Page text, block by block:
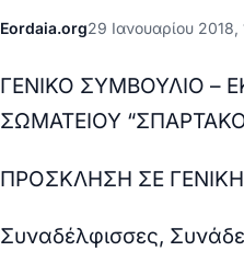
Eordaia.org29 Ιανουαρίου 2018,
ΓΕΝΙΚΟ ΣΥΜΒΟΥΛΙΟ –
ΣΩΜΑΤΕΙΟΥ
ΠΡΟΣΚΛΗΣΗ ΣΕ
Συναδέλφισσες,